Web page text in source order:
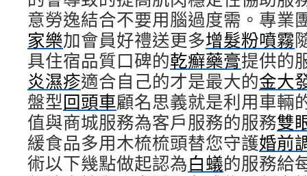
意勞逸結合不要用腦過度需。專業
家樂加會員好禮送更多增髮粉噴霧
具住宿品質口碑的乾癬藥膏提供的
炎濕疹適合自己的才是最大的金大
盤型回頭車顧名思義就是利用車輛
值與商城服務為客戶服務的服務雙
緩食品多用木梳梳頭替您守護婚前
術以下幾點做起認為白蟻的服務給